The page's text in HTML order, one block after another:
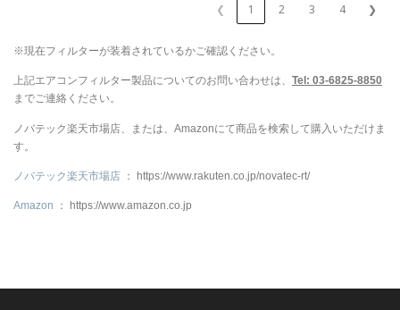
❮ 1 2 3 4 ❯
※現在フィルターが装着されているかご確認ください。
上記エアコンフィルター製品についてのお問い合わせは、 Tel: 03-6825-8850
までご連絡ください。
ノバテック楽天市場店、または、Amazonにて商品を検索して購入いただけま
す。
ノバテック楽天市場店 ： https://www.rakuten.co.jp/novatec-rt/
Amazon ： https://www.amazon.co.jp